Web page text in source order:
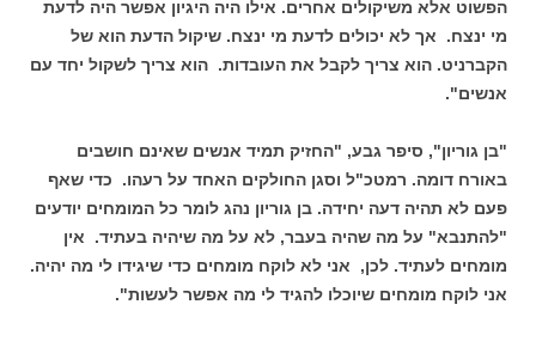
הפשוט אלא משיקולים אחרים. אילו היה היגיון אפשר היה לדעת
מי ינצח. אך לא יכולים לדעת מי ינצח. שיקול הדעת הוא של
הקברניט. הוא צריך לקבל את העובדות. הוא צריך לשקול יחד עם
אנשים".
"בן גוריון", סיפר גבע, "החזיק תמיד אנשים שאינם חושבים
באורח דומה. רמטכ"ל וסגן החולקים האחד על רעהו. כדי שאף
פעם לא תהיה דעה יחידה. בן גוריון נהג לומר כל המומחים יודעים
"להתנבא" על מה שהיה בעבר, לא על מה שיהיה בעתיד. אין
מומחים לעתיד. לכן, אני לא לוקח מומחים כדי שיגידו לי מה יהיה.
אני לוקח מומחים שיוכלו להגיד לי מה אפשר לעשות".